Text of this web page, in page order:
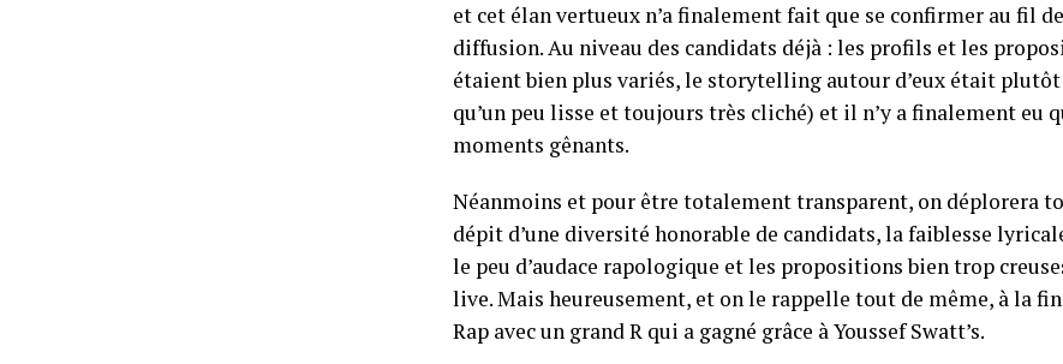
et cet élan vertueux n’a finalement fait que se confirmer au fil
diffusion. Au niveau des candidats déjà : les profils et les
étaient bien plus variés, le storytelling autour d’eux était
qu’un peu lisse et toujours très cliché) et il n’y a finalement eu
moments gênants.
Néanmoins et pour être totalement transparent, on déplorera
dépit d’une diversité honorable de candidats, la faiblesse
le peu d’audace rapologique et les propositions bien trop
live. Mais heureusement, et on le rappelle tout de même, à la
Rap avec un grand R qui a gagné grâce à Youssef Swatt’s.